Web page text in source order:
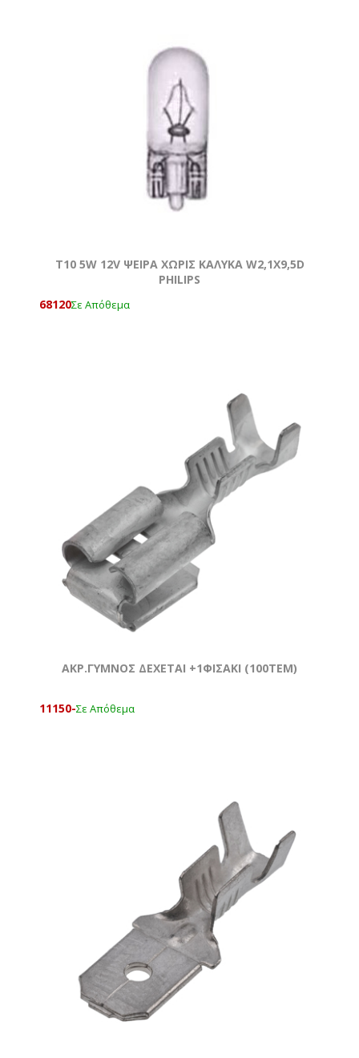
T10 5W 12V ΨΕΙΡΑ ΧΩΡΙΣ ΚΑΛΥΚΑ W2,1X9,5D
PHILIPS
68120Σε Απόθεμα
ΑΚΡ.ΓΥΜΝΟΣ ΔΕΧΕΤΑΙ +1ΦΙΣΑΚΙ (100ΤΕΜ)
11150-Σε Απόθεμα